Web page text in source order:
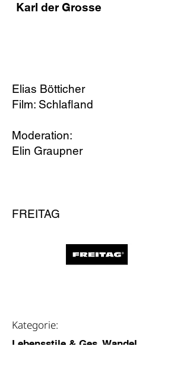
Karl der Grosse
Elias Bötticher
Film: Schlafland
Moderation:
Elin Graupner
FREITAG
Kategorie:
Lebensstile & Ges. Wandel